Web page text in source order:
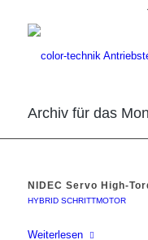
Archiv für das
NIDEC Servo High-
HYBRID SCHRITTMOTOR
Weiterlesen